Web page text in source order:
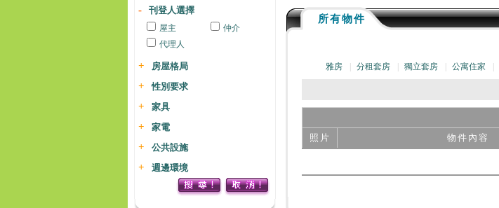
刊登人選擇
屋主
仲介
代理人
房屋格局
性別要求
家具
家電
公共設施
週邊環境
所有物件
雅房
分租套房 獨立套房 公寓住家
照片
物件內容